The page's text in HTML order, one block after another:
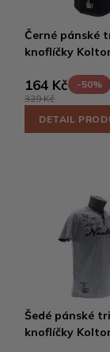
Černé pánské
knoflíčky
164 Kč
-50%
329 Kč
DETAIL
Šedé pánské
knoflíčky